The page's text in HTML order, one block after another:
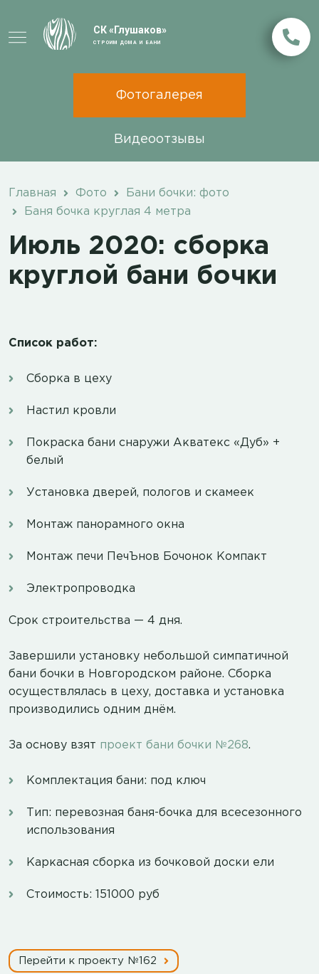
СК «Глушаков»
СТРОИМ ДОМА И БАНИ
Фотогалерея
Видеоотзывы
Главная Фото
Бани бочки: фото
Баня бочка круглая 4 метра
Июль 2020: сборка
круглой бани бочки
Список работ:
Сборка в цеху
Настил кровли
Покраска бани снаружи Акватекс «Дуб» +
белый
Установка дверей, пологов и скамеек
Монтаж панорамного окна
Монтаж печи ПечЪнов Бочонок Компакт
Электропроводка
Срок строительства — 4 дня.
Завершили установку небольшой симпатичной
бани бочки в Новгородском районе. Сборка
осуществлялась в цеху, доставка и установка
производились одним днём.
За основу взят проект бани бочки №268.
Комплектация бани: под ключ
Тип: перевозная баня-бочка для всесезонного
использования
Каркасная сборка из бочковой доски ели
Стоимость: 151000 руб
Перейти к проекту №162